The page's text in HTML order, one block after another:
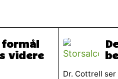
formål
videre
Dr. Cottrell